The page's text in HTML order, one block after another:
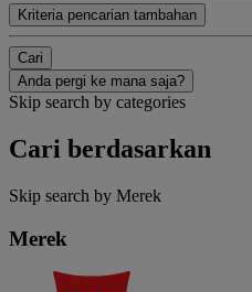
Kriteria pencarian tambahan
Cari
Anda pergi ke mana saja?
Skip search by categories
Cari berdasarkan
Skip search by Merek
Merek